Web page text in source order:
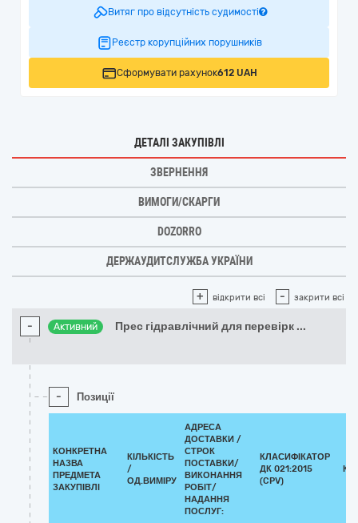
Витяг про відсутність судимості
Реєстр корупційних порушників
Сформувати рахунок612 UAH
ДЕТАЛІ ЗАКУПІВЛІ
ЗВЕРНЕННЯ
ВИМОГИ/СКАРГИ
DOZORRO
ДЕРЖАУДИТСЛУЖБА УКРАЇНИ
+ відкрити всі - закрити всі
- Активний Прес гідравлічний для перевірк ...
- Позиції
КОНКРЕТНА
НАЗВА
ПРЕДМЕТА
ЗАКУПІВЛІ
КІЛЬКІСТЬ
/
ОД.ВИМІРУ
АДРЕСА
ДОСТАВКИ /
СТРОК
ПОСТАВКИ/
ВИКОНАННЯ
РОБІТ/
НАДАННЯ
ПОСЛУГ:
КЛАСИФІКАТОР
ДК 021:2015
(CPV)